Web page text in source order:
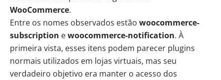
WooCommerce.
Entre os nomes observados estão woocommerce-
subscription ewoocommerce-notification. À
primeira vista, esses itens podem parecer plugins
normais utilizados em lojas virtuais, mas seu
verdadeiro objetivo era manter o acesso dos